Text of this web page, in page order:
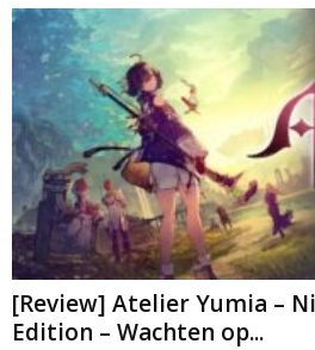
[Review] Atelier Yumia –
Edition – Wachten op...